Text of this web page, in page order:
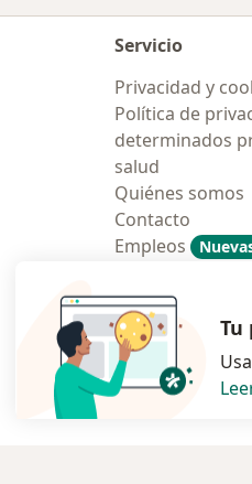
Servicio
Privacidad y
Política de
determinados
salud
Quiénes somos
Contacto
Empleos
Contratación
Tu